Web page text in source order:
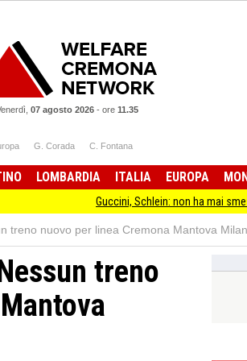
07 agosto 2026- ore 11.35
G. Corada C. Fontana
LOMBARDIA ITALIA EUROPA
Guccini, Schlein: non ha mai
treno nuovo per linea Cremona Mantova
treno